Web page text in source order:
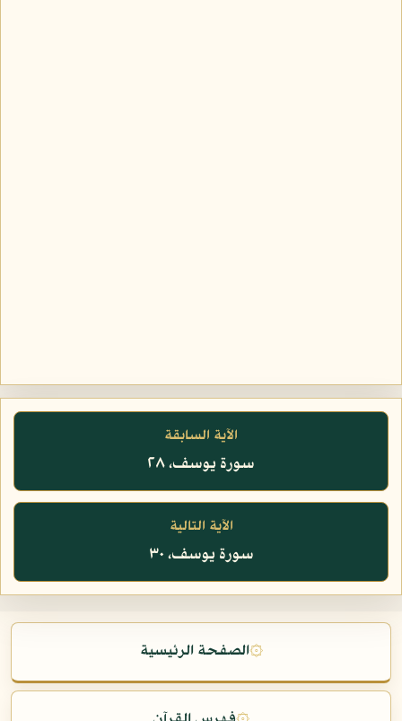
الآية السابقة
سورة يوسف، ٢٨
الآية التالية
سورة يوسف، ٣٠
۞الصفحة الرئيسية